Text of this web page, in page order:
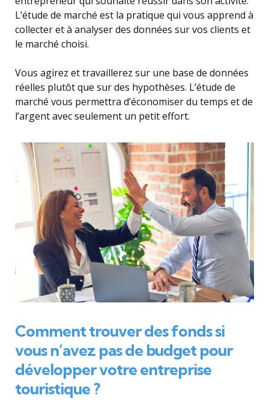
L’étude de marché est la pratique qui vous apprend à
collecter et à analyser des données sur vos clients et
le marché choisi.
Vous agirez et travaillerez sur une base de données
réelles plutôt que sur des hypothèses. L’étude de
marché vous permettra d’économiser du temps et de
l’argent avec seulement un petit effort.
Comment trouver des fonds si
vous n’avez pas de budget pour
développer votre entreprise
touristique ?